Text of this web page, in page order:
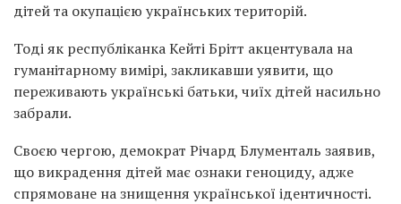
дітей та окупацією українських територій.
Тоді як республіканка Кейті Брітт акцентувала на
гуманітарному вимірі, закликавши уявити, що
переживають українські батьки, чиїх дітей насильно
забрали.
Своєю чергою, демократ Річард Блументаль заявив,
що викрадення дітей має ознаки геноциду, адже
спрямоване на знищення української ідентичності.